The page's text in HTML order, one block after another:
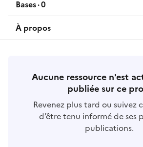
Bases·0
bases
À propos
Aucune ressource n'est
publiée sur ce
Revenez plus tard ou suivez
d’être tenu informé de ses
publications.